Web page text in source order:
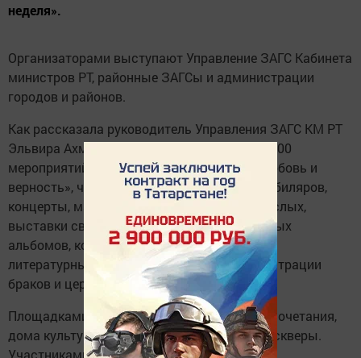
неделя».
Организаторами выступают Управление ЗАГС Кабинета
министров РТ, районные ЗАГСы и администрации
городов и районов.
Как рассказала руководитель Управления ЗАГС КМ РТ
Эльвира Ахметова, запланировано свыше 700
мероприятий: вручение 120 медалей «За любовь и
верность», чествование супружеских пар-юбиляров,
концерты, мастер-классы для детей и взрослых,
выставки свадебных фотографий и семейных
альбомов, конкурсы рисунков на асфальте,
литературные чтения, торжественные регистрации
браков и церемонии имянаречения.
Площадками станут ЗАГСы, дворцы бракосочетания,
дома культуры, библиотеки, музеи, парки и скверы.
Участниками смогут стать как школьники и